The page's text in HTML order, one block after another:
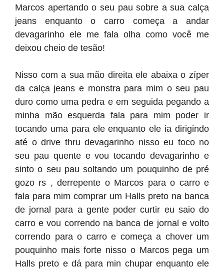
Marcos apertando o seu pau sobre a sua calça
jeans enquanto o carro começa a andar
devagarinho ele me fala olha como você me
deixou cheio de tesão!
Nisso com a sua mão direita ele abaixa o zíper
da calça jeans e monstra para mim o seu pau
duro como uma pedra e em seguida pegando a
minha mão esquerda fala para mim poder ir
tocando uma para ele enquanto ele ia dirigindo
até o drive thru devagarinho nisso eu toco no
seu pau quente e vou tocando devagarinho e
sinto o seu pau soltando um pouquinho de pré
gozo rs , derrepente o Marcos para o carro e
fala para mim comprar um Halls preto na banca
de jornal para a gente poder curtir eu saio do
carro e vou correndo na banca de jornal e volto
correndo para o carro e começa a chover um
pouquinho mais forte nisso o Marcos pega um
Halls preto e dá para min chupar enquanto ele